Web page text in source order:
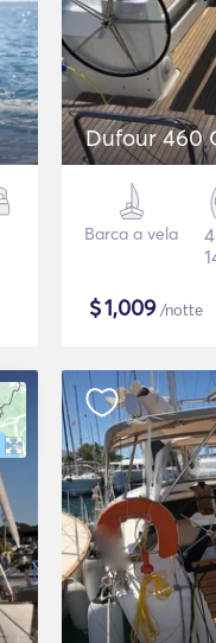
Dufour 460
Barca a vela
$1,009/notte